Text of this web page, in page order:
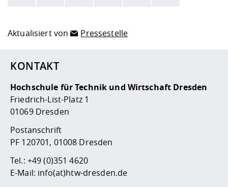
Aktualisiert von Pressestelle
KONTAKT
Hochschule für Technik und Wirtschaft Dresden
Friedrich-List-Platz 1
01069 Dresden
Postanschrift
PF 120701, 01008 Dresden
Tel.: +49 (0)351 4620
E-Mail: info(at)htw-dresden.de